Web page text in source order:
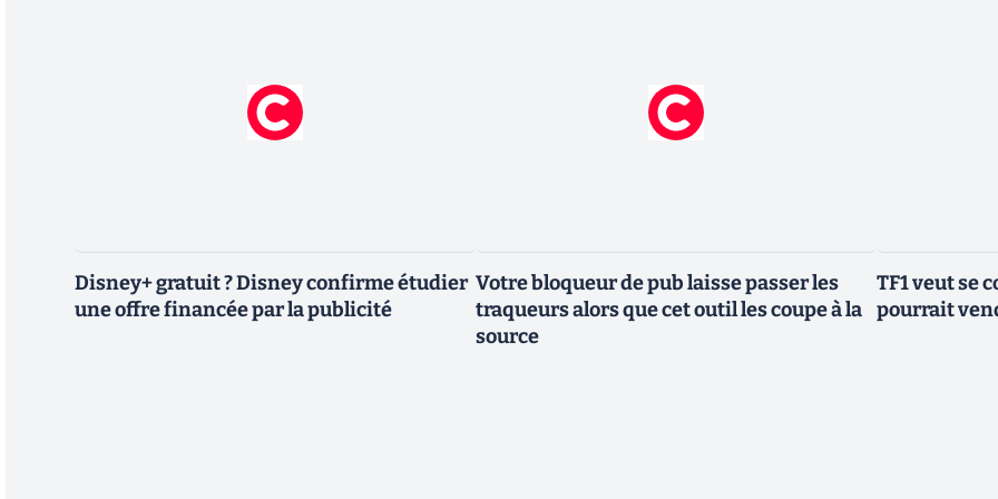
Disney+ gratuit ? Disney confirme étudier
une offre financée par la publicité
Votre bloqueur de pub laisse passer les
traqueurs alors que cet outil les coupe à la
source
TF1 veut se
pourrait